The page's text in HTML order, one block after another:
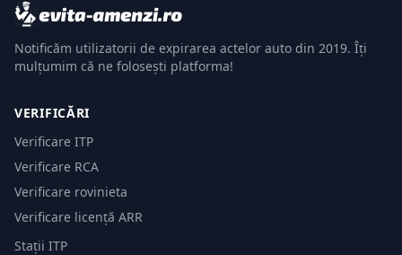
Notificăm utilizatorii de expirarea actelor auto din 2019. Îți
mulțumim că ne folosești platforma!
VERIFICĂRI
Verificare ITP
Verificare RCA
Verificare rovinieta
Verificare licență ARR
Stații ITP